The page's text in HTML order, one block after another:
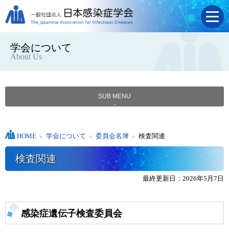
学会について
About Us
SUB MENU
HOME » 学会について » 委員会名簿 » 検査関連
検査関連
最終更新日：2026年5月7日
感染症遺伝子検査委員会